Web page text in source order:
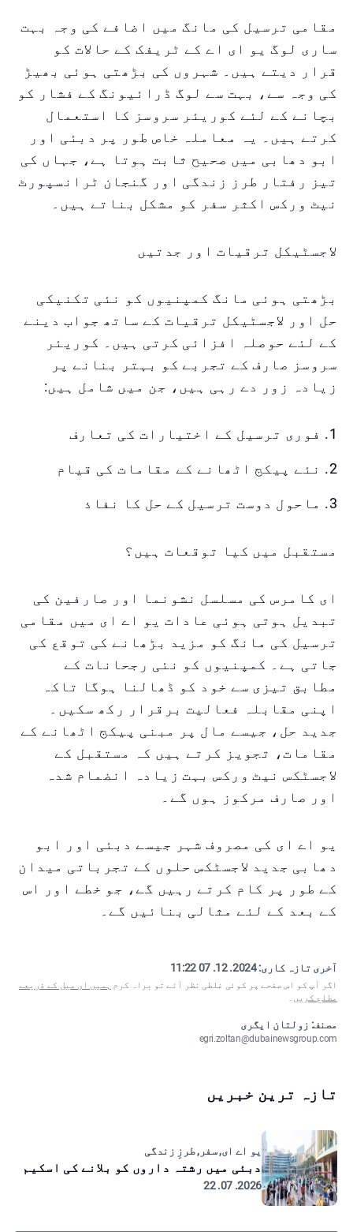
مقامی ترسیل کی مانگ میں اضافے کی وجہ بہت
ساری لوگ یو ای اے کے ٹریفک کے حالات کو
قرار دیتے ہیں۔ شہروں کی بڑھتی ہوئی بھیڑ
کی وجہ سے، بہت سے لوگ ڈرائیونگ کے فشار کو
بچانے کے لئے کوریئر سروسز کا استعمال
کرتے ہیں۔ یہ معاملہ خاص طور پر دبئی اور
ابو دھابی میں صحیح ثابت ہوتا ہے، جہاں کی
تیز رفتار طرز زندگی اور گنجان ٹرانسپورٹ
نیٹ ورکس اکثر سفر کو مشکل بناتے ہیں۔
لاجسٹیکل ترقیات اور جدتیں
بڑھتی ہوئی مانگ کمپنیوں کو نئی تکنیکی
حل اور لاجسٹیکل ترقیات کے ساتھ جواب دینے
کے لئے حوصلہ افزائی کرتی ہیں۔ کوریئر
سروسز صارف کے تجربے کو بہتر بنانے پر
زیادہ زور دے رہی ہیں، جن میں شامل ہیں:
1. فوری ترسیل کے اختیارات کی تعارف
2. نئے پیکج اٹھانے کے مقامات کی قیام
3. ماحول دوست ترسیل کے حل کا نفاذ
مستقبل میں کیا توقعات ہیں؟
ای کامرس کی مسلسل نشونما اور صارفین کی
تبدیل ہوتی ہوئی عادات یو اے ای میں مقامی
ترسیل کی مانگ کو مزید بڑھانے کی توقع کی
جاتی ہے۔ کمپنیوں کو نئی رجحانات کے
مطابق تیزی سے خود کو ڈھالنا ہوگا تاکہ
اپنی مقابلہ فعالیت برقرار رکھ سکیں۔
جدید حل، جیسے مال پر مبنی پیکج اٹھانے کے
مقامات، تجویز کرتے ہیں کہ مستقبل کے
لاجسٹکس نیٹ ورکس بہت زیادہ انضمام شدہ
اور صارف مرکوز ہوں گے۔
یو اے ای کی مصروف شہر جیسے دبئی اور ابو
دھابی جدید لاجسٹکس حلوں کے تجرباتی میدان
کے طور پر کام کرتے رہیں گے، جو خطے اور اس
کے بعد کے لئے مثالی بنائیں گے۔
آخری تازہ کاری:2024. 12. 07 11:22
اگر آپ کو اس صفحے پر کوئی غلطی نظر آئے تو براہ کرم ہمیں ای میل کے ذریعے
مطلع کریں ۔
مصنف: زولتان ایگری
egri.zoltan@dubainewsgroup.com
تازہ ترین خبریں
یو اے ای, سفر, طرزِ زندگی
دبئی میں رشتہ داروں کو بلانے کی اسکیم
2026. 07. 22